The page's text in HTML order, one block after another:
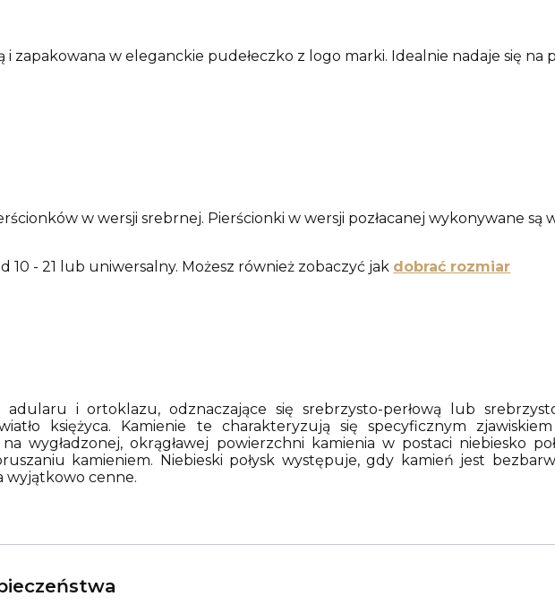
zapakowana w eleganckie pudełeczko z logo marki. Idealnie nadaje się na
w wersji srebrnej. Pierścionki w wersji pozłacanej wykonywane są
10 - 21 lub uniwersalny. Możesz również zobaczyć jak dobrać rozmiar
i ortoklazu, odznaczające się srebrzysto-perłową lub
księżyca. Kamienie te charakteryzują się specyficznym
wygładzonej, okrągławej powierzchni kamienia w postaci niebiesko
kamieniem. Niebieski połysk występuje, gdy kamień jest
wyjątkowo cenne.